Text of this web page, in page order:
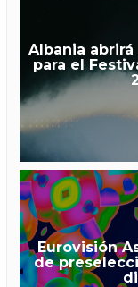
Albania
para el
Eurovisión
de